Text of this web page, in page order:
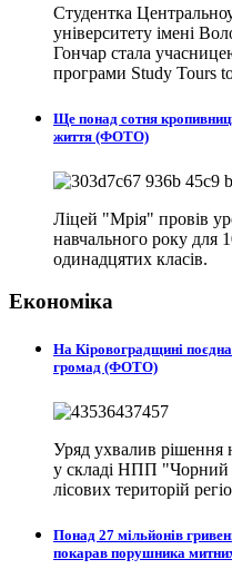
Студентка
університету імені
Гончар стала
програми Study Tours
Ще понад сотня
життя (ФОТО)
Ліцей "Мрія" провів
навчального року для
одинадцятих класів.
Економіка
На Кіровоградщині
громад (ФОТО)
Уряд ухвалив рішення
у складі НПП "Чорний
лісових територій
Понад 27 мільйонів
покарав порушника